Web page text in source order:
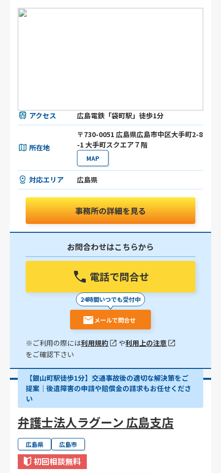
アクセス 広島電鉄「袋町駅」徒歩1分
所在地
〒730-0051 広島県広島市中区大手町2-8
-1 大手町スクエア７階
MAP
対応エリア 広島県
事務所の詳細を見る
お問合わせはこちらから
電話で問合せ
24時間いつでも受付中
メールで問合せ
※ご利用の際には利用規約 や利用上の注意
をご確認下さい
【銀山町駅徒歩1分】交通事故後の適切な解決策をご
提案｜後遺障害の申請や賠償金の請求もお任せくださ
い
弁護士法人ラグーン 広島支店
広島県 広島市
初回相談無料